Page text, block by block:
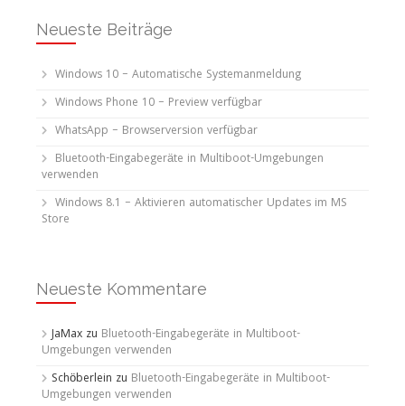
Neueste Beiträge
Windows 10 – Automatische Systemanmeldung
Windows Phone 10 – Preview verfügbar
WhatsApp – Browserversion verfügbar
Bluetooth-Eingabegeräte in Multiboot-Umgebungen
verwenden
Windows 8.1 – Aktivieren automatischer Updates im MS
Store
Neueste Kommentare
JaMax zu Bluetooth-Eingabegeräte in Multiboot-
Umgebungen verwenden
Schöberlein zu Bluetooth-Eingabegeräte in Multiboot-
Umgebungen verwenden